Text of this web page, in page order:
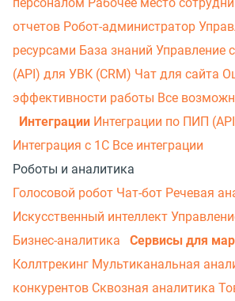
отчетов Робот-администратор
ресурсами База знаний Управление
(API) для УВК (CRM) Чат для сайта
эффективности работы Все
Интеграции Интеграции по ПИП
Интеграция с 1С Все интеграции
Роботы и аналитика
Голосовой робот Чат-бот Речевая
Искусственный интеллект
Бизнес-аналитика
Сервисы для
Коллтрекинг Мультиканальная
конкурентов Сквозная аналитика